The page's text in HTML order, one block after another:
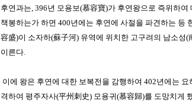
후연과는, 396년 모용보(慕容寶)가 후연왕으로 즉위하여
책봉하는가 하면 400년에는 후연에 사절을 파견하는 등
容盛)이 소자하(蘇子河) 유역에 위치한 고구려 의 남소성(
이른다.
이에 왕은 후연에 대한 보복전을 감행하여 402년에는 요
격하여 평주자사(平州刺史) 모용귀(慕容歸)를 도망치게